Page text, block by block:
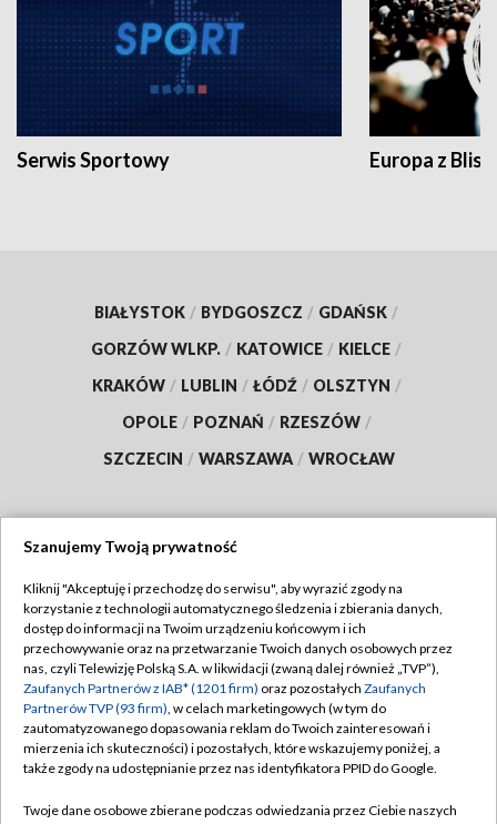
Serwis Sportowy Europa z
BIAŁYSTOK / BYDGOSZCZ / GDAŃSK /
GORZÓW WLKP. / KATOWICE / KIELCE /
KRAKÓW / LUBLIN / ŁÓDŹ / OLSZTYN /
OPOLE / POZNAŃ / RZESZÓW /
SZCZECIN / WARSZAWA / WROCŁAW
TVP
Abonament TVP
Emisja w TVP
Centrum informacji TVP
Naziemna Telewizja Cyfrowa
Regulamin TVP
Polityka prywatności
Moje zgody
Pomoc
Szanujemy Twoją prywatność
Kliknij "Akceptuję i przechodzę do serwisu", aby wyrazić zgody na
korzystanie z technologii automatycznego śledzenia i zbierania danych,
dostęp do informacji na Twoim urządzeniu końcowym i ich
przechowywanie oraz na przetwarzanie Twoich danych osobowych przez
nas, czyli Telewizję Polską S.A. w likwidacji (zwaną dalej również „TVP”),
Zaufanych Partnerów z IAB* (1201 firm) oraz pozostałych Zaufanych
Partnerów TVP (93 firm), w celach marketingowych (w tym do
zautomatyzowanego dopasowania reklam do Twoich zainteresowań i
mierzenia ich skuteczności) i pozostałych, które wskazujemy poniżej, a
także zgody na udostępnianie przez nas identyfikatora PPID do Google.
Twoje dane osobowe zbierane podczas odwiedzania przez Ciebie naszych